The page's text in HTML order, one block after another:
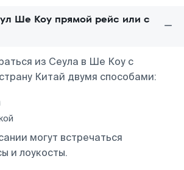
Ше Коу прямой рейс или с
из Сеула в Ше Коу с
Китай двумя способами:
могут встречаться
и лоукосты.